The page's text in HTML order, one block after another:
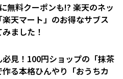
無料クーポンも!? 楽天のネッ
楽天マート」のお得なサブス
ました！
見！100円ショップの「抹茶
る本格ひんやり「おうちカ